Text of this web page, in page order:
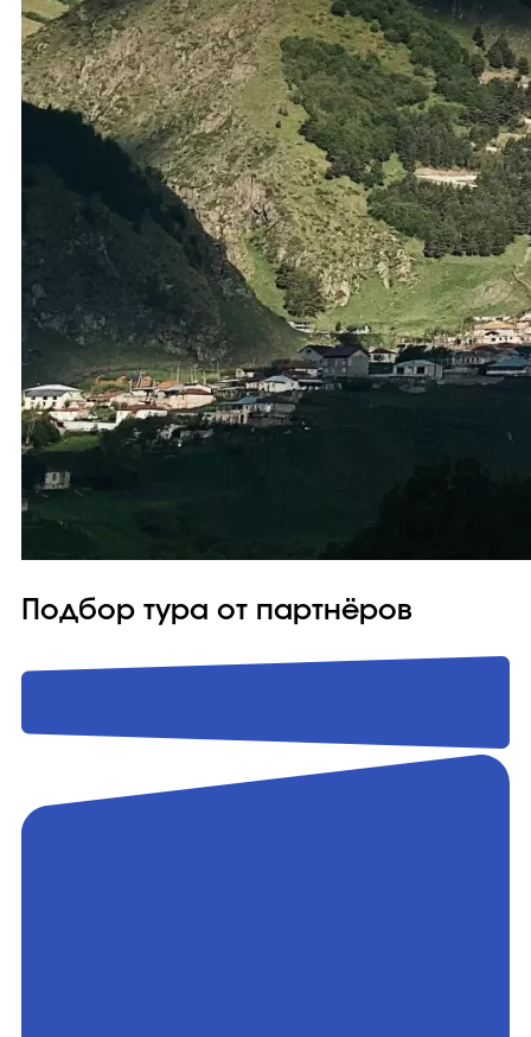
Подбор тура от партнёров